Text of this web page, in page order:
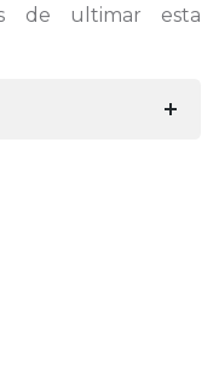
de ultimar esta